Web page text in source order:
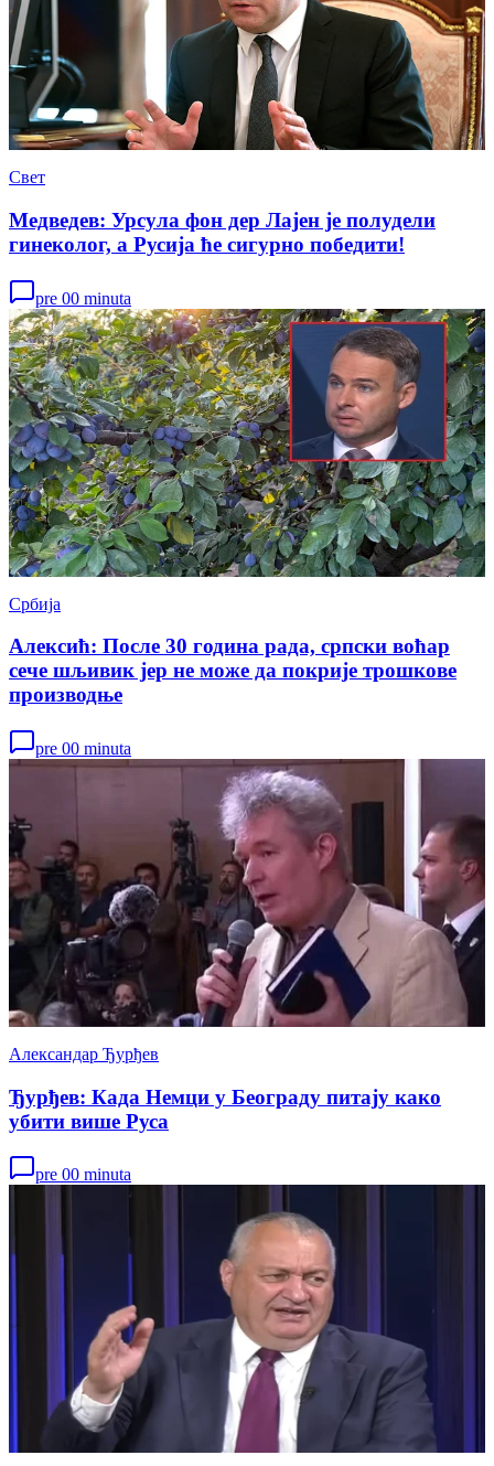
Свет
Медведев: Урсула фон дер Лајен је полудели
гинеколог, а Русија ће сигурно победити!
pre 00 minuta
Србија
Алексић: После 30 година рада, српски воћар
сече шљивик јер не може да покрије трошкове
производњe
pre 00 minuta
Александар Ђурђев
Ђурђев: Када Немци у Београду питају како
убити више Руса
pre 00 minuta